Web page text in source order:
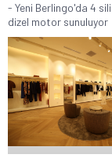
- Yeni Berlingo'da 4
dizel motor sunuluyor